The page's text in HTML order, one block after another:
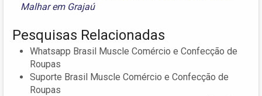
Malhar em Grajaú
Pesquisas Relacionadas
Whatsapp Brasil Muscle Comércio e Confecção de
Roupas
Suporte Brasil Muscle Comércio e Confecção de
Roupas